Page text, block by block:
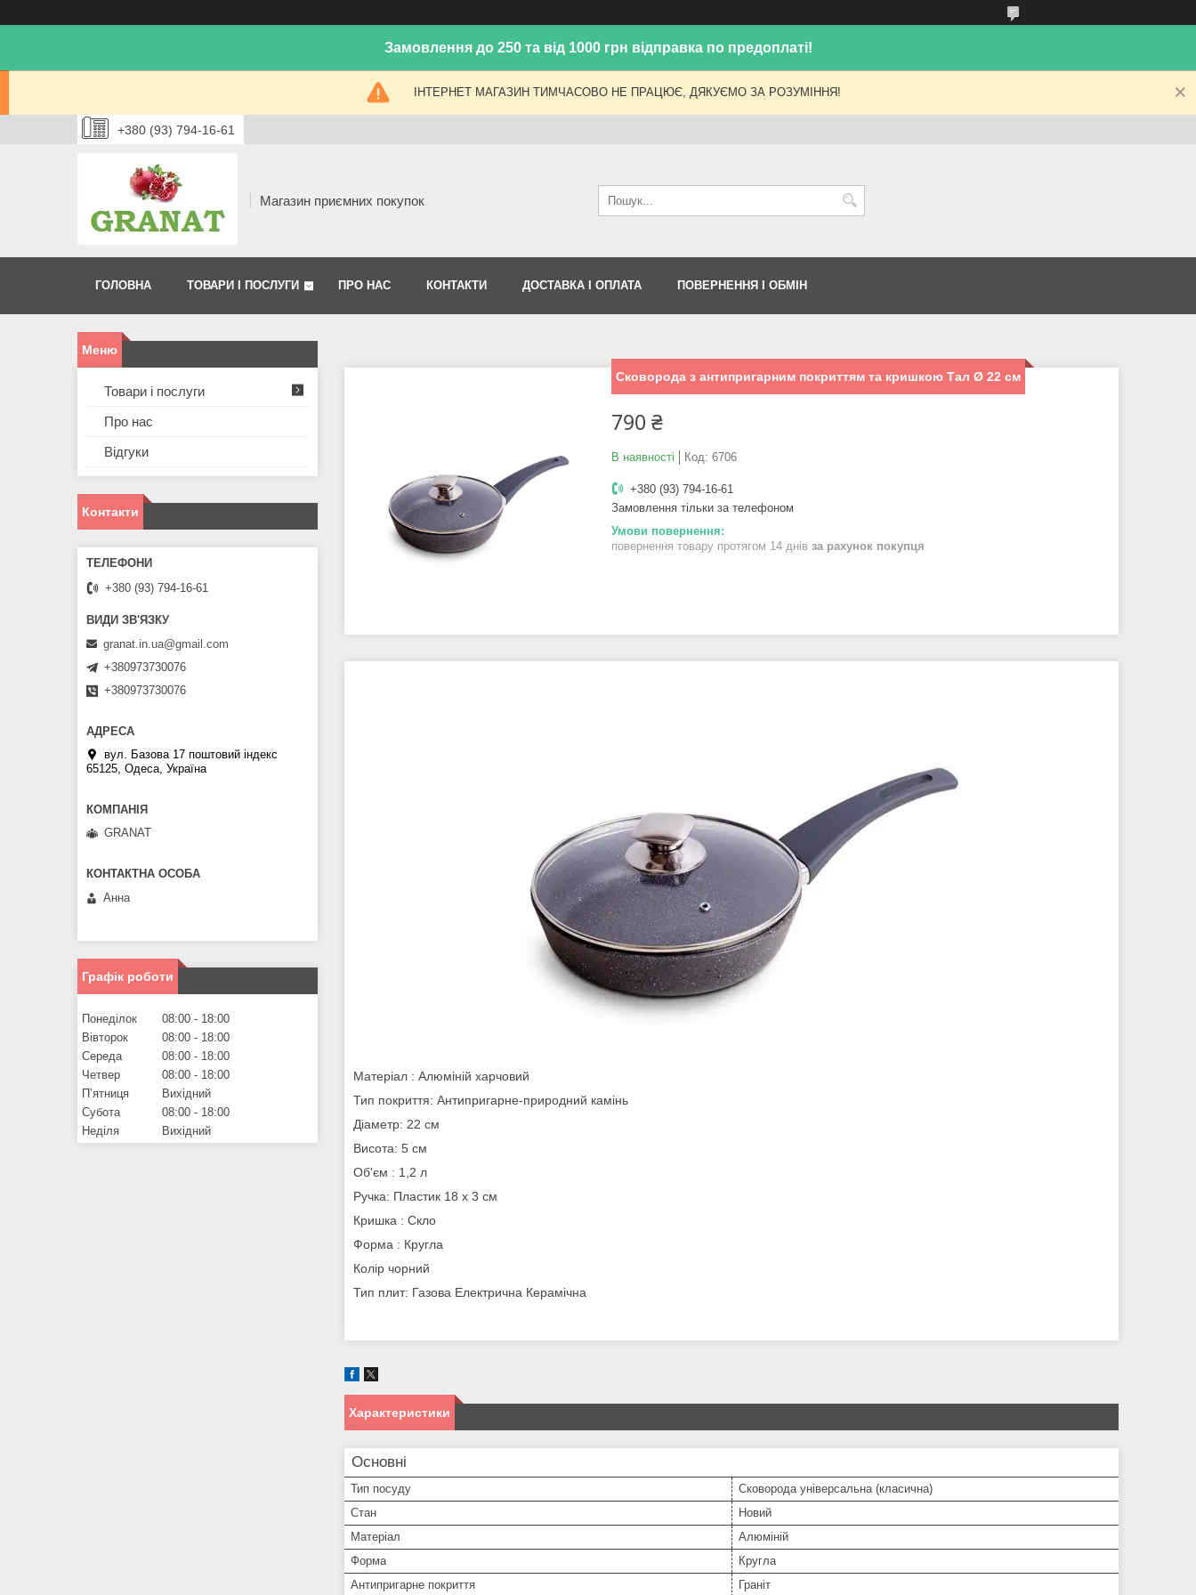
Замовлення до 250 та від 1000 грн відправка по предоплаті!
ІНТЕРНЕТ МАГАЗИН ТИМЧАСОВО НЕ ПРАЦЮЄ, ДЯКУЄМО ЗА РОЗУМІННЯ!
+380 (93) 794-16-61
Магазин приємних покупок
ГОЛОВНА ТОВАРИ І ПОСЛУГИ ПРО НАС КОНТАКТИ ДОСТАВКА І ОПЛАТА ПОВЕРНЕННЯ І ОБМІН
Сковорода з антипригарним покриттям та кришкою Тал Ø 22 см
790 ₴
В наявності Код: 6706
+380 (93) 794-16-61
Замовлення тільки за телефоном
повернення товару протягом 14 днів за рахунок покупця
Матеріал : Алюміній харчовий
Тип покриття: Антипригарне-природний камінь
Діаметр: 22 см
Висота: 5 см
Об'єм : 1,2 л
Ручка: Пластик 18 х 3 см
Кришка : Скло
Форма : Кругла
Колір чорний
Тип плит: Газова Електрична Керамічна
Характеристики
Основні
Тип посуду
Сковорода універсальна (класична)
Стан
Новий
Матеріал
Алюміній
Форма
Кругла
Антипригарне покриття
Граніт
Товари і послуги
Про нас
Відгуки
Контакти
+380 (93) 794-16-61
granat.in.ua@gmail.com
+380973730076
+380973730076
вул. Базова 17 поштовий індекс
65125, Одеса, Україна
GRANAT
Анна
Графік роботи
Понеділок 08:00
18:00
Вівторок
08:00
18:00
Середа
08:00
18:00
Четвер
08:00
18:00
Пʼятниця
Вихідний
Субота
08:00
18:00
Неділя
Вихідний